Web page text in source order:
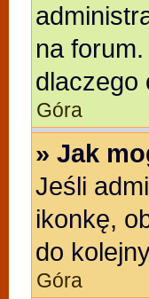
na
dlaczego
Góra
» Jak
Jeśli
ikonkę,
do
Góra